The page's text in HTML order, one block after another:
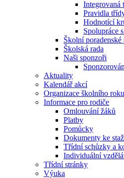
Integrovaná
Pravidla
Hodnotící
Spolupráce
Školní poradenské
Školská rada
Naši sponzoři
Aktuality
Kalendář akcí
Organizace školního roku
Informace pro rodiče
Omlouvání žáků
Platby
Pomůcky
Dokumenty ke
Třídní schůzky a
Individuální
Třídní stránky
Výuka